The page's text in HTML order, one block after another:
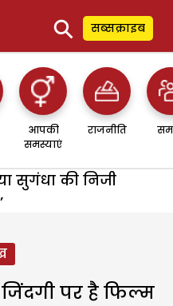
⚲ सब्सक्राइब
आपकी
समस्याएं
राजनीति
सुगंधा की निजी
पर है फिल्म